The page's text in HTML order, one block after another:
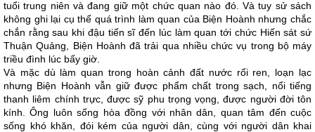
tuổi trung niên và đang giữ một chức quan nào đó. Và tuy sử sách
không ghi lại cụ thể quá trình làm quan của Biện Hoành nhưng chắc
chắn rằng sau khi đậu tiến sĩ đến lúc làm quan tới chức Hiến sát sứ
Thuận Quảng, Biện Hoành đã trải qua nhiều chức vụ trong bộ máy
triều đình lúc bấy giờ.
Và mặc dù làm quan trong hoàn cảnh đất nước rối ren, loạn lạc
nhưng Biện Hoành vẫn giữ được phẩm chất trong sạch, nổi tiếng
thanh liêm chính trực, được sỹ phu trọng vọng, được người đời tôn
kính. Ông luôn sống hòa đồng với nhân dân, quan tâm đến cuộc
sống khó khăn, đói kém của người dân, cùng với người dân khai